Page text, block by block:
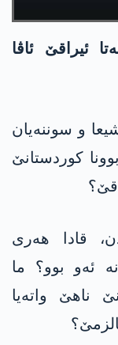
ئیراقێ ئاڤا
و سوننەیان
کوردستانێ
قادا ھەری
ئەو بوو؟ ما
ناھێ واتەیا